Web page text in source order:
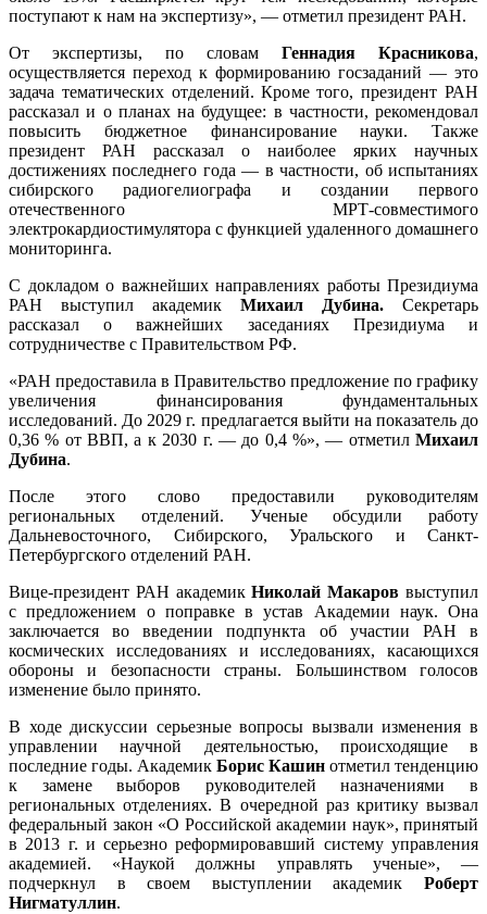
поступают к нам на экспертизу», — отметил президент РАН.
От экспертизы, по словам Геннадия Красникова,
осуществляется переход к формированию госзаданий — это
задача тематических отделений. Кроме того, президент РАН
рассказал и о планах на будущее: в частности, рекомендовал
повысить бюджетное финансирование науки. Также
президент РАН рассказал о наиболее ярких научных
достижениях последнего года — в частности, об испытаниях
сибирского радиогелиографа и создании первого
отечественного МРТ-совместимого
электрокардиостимулятора c функцией удаленного домашнего
мониторинга.
С докладом о важнейших направлениях работы Президиума
РАН выступил академик Михаил Дубина. Секретарь
рассказал о важнейших заседаниях Президиума и
сотрудничестве с Правительством РФ.
«РАН предоставила в Правительство предложение по графику
увеличения финансирования фундаментальных
исследований. До 2029 г. предлагается выйти на показатель до
0,36 % от ВВП, а к 2030 г. — до 0,4 %», — отметил Михаил
Дубина.
После этого слово предоставили руководителям
региональных отделений. Ученые обсудили работу
Дальневосточного, Сибирского, Уральского и Санкт-
Петербургского отделений РАН.
Вице-президент РАН академикНиколай Макароввыступил
с предложением о поправке в устав Академии наук. Она
заключается во введении подпункта об участии РАН в
космических исследованиях и исследованиях, касающихся
обороны и безопасности страны. Большинством голосов
изменение было принято.
В ходе дискуссии серьезные вопросы вызвали изменения в
управлении научной деятельностью, происходящие в
последние годы. Академик Борис Кашин отметил тенденцию
к замене выборов руководителей назначениями в
региональных отделениях. В очередной раз критику вызвал
федеральный закон «О Российской академии наук», принятый
в 2013 г. и серьезно реформировавший систему управления
академией. «Наукой должны управлять ученые», —
подчеркнул в своем выступлении академик Роберт
Нигматуллин.